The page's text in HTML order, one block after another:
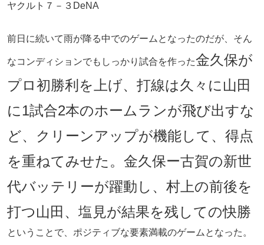
ヤクルト７－３DeNA
前日に続いて雨が降る中でのゲームとなったのだが、そん
なコンディションでもしっかり試合を作った金久保が
プロ初勝利を上げ、打線は久々に山田
に1試合2本のホームランが飛び出すな
ど、クリーンアップが機能して、得点
を重ねてみせた。金久保ー古賀の新世
代バッテリーが躍動し、村上の前後を
打つ山田、塩見が結果を残しての快勝
ということで、ポジティブな要素満載のゲームとなった。